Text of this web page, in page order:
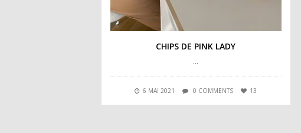
CHIPS DE PINK LADY
…
6 MAI 2021 0 COMMENTS 13